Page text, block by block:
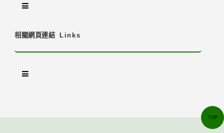
相關網頁連結 Links
TOP